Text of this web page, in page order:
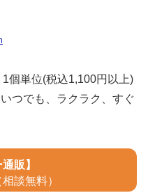
個単位(税込1,100円以上)
つでも、ラクラク、すぐ
販】
談無料）